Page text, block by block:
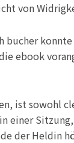
von
bucher
ebook
ist sowohl
einer
der Heldin